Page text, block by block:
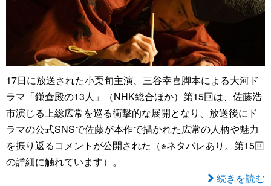
17日に放送された小栗旬主演、三谷幸喜脚本による大河ド
ラマ「鎌倉殿の13人」（NHK総合ほか）第15回は、佐藤浩
市演じる上総広常を巡る衝撃的な展開となり、放送後にド
ラマの公式SNSで佐藤が本作で描かれた広常の人柄や魅力
を振り返るコメントが公開された（※ネタバレあり。第15回
の詳細に触れています）。
続きを読む